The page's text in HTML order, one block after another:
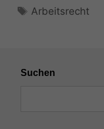
Schlagwörter
Arbeitsrecht
Suchen